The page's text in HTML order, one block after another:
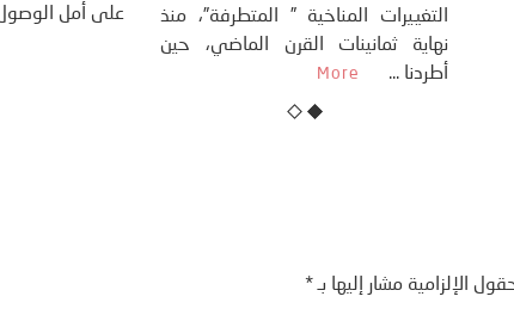
التغييرات
الإلزامية مشار إليها بـ*